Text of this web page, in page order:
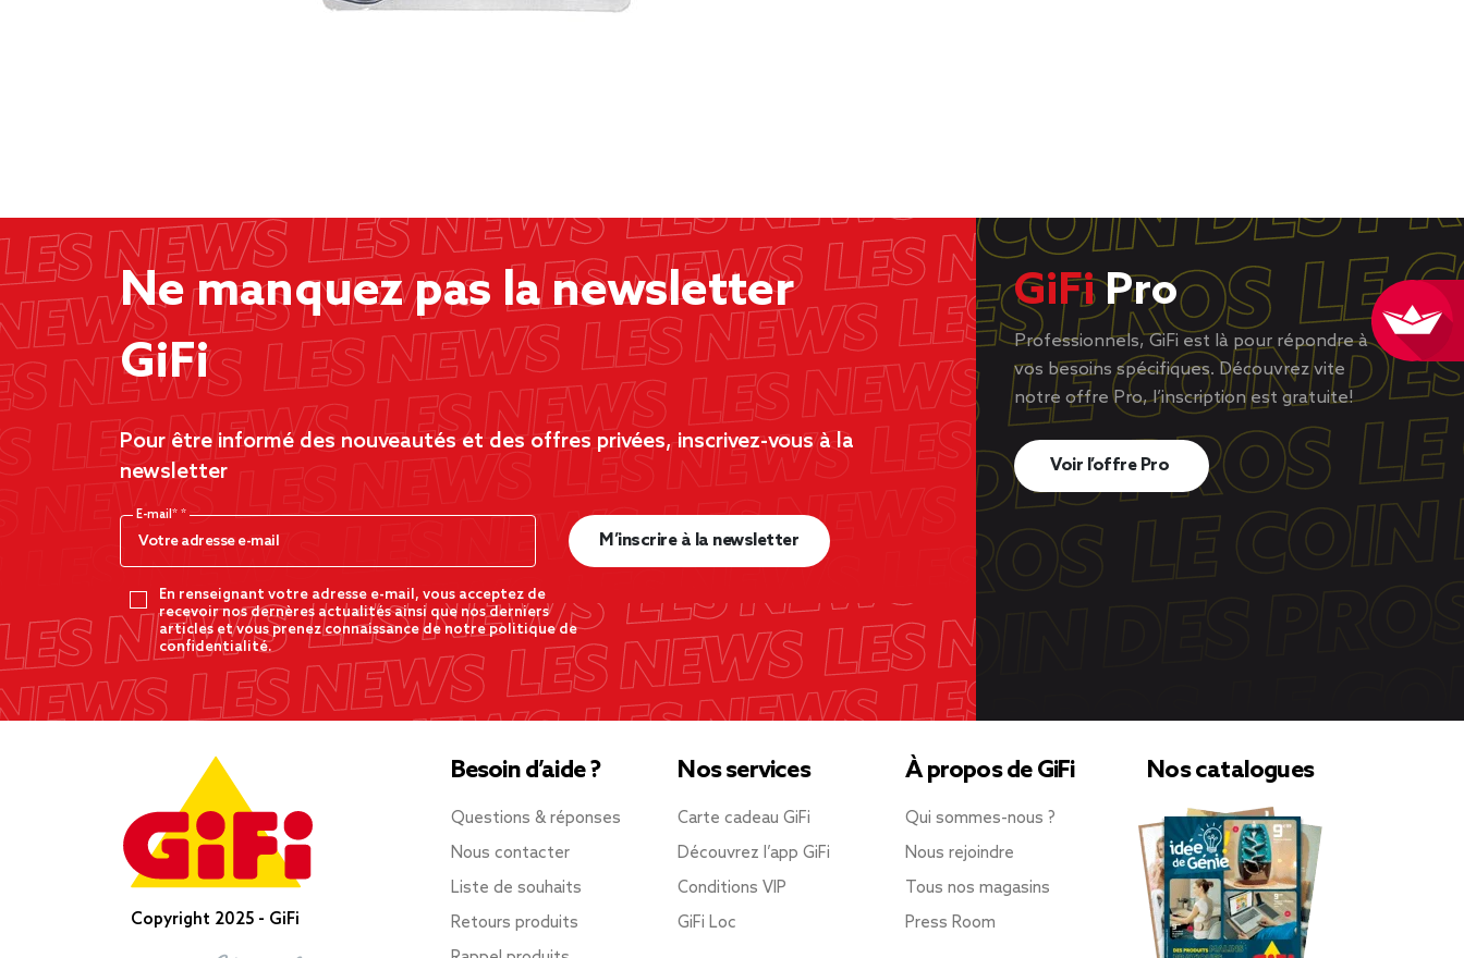
Ne manquez pas la newsletter
GiFi
Pour être informé des nouveautés et des offres privées, inscrivez-vous à la
newsletter
E-mail*
En renseignant votre adresse e-mail, vous acceptez de
recevoir nos dernères actualités ainsi que nos derniers
articles et vous prenez connaissance de notre politique de
confidentialité.
M’inscrire à la newsletter
GiFiPro
Professionnels, GiFi est là pour répondre à
vos besoins spécifiques. Découvrez vite
notre offre Pro, l’inscription est gratuite!
Voir l’offre Pro
Copyright 2025 - GiFi
Besoin d’aide ?
Questions & réponses
Nous contacter
Liste de souhaits
Retours produits
Nos services
Carte cadeau GiFi
Découvrez l’app GiFi
Conditions VIP
GiFi Loc
À propos de GiFi
Qui sommes-nous ?
Nous rejoindre
Tous nos magasins
Press Room
Nos catalogues